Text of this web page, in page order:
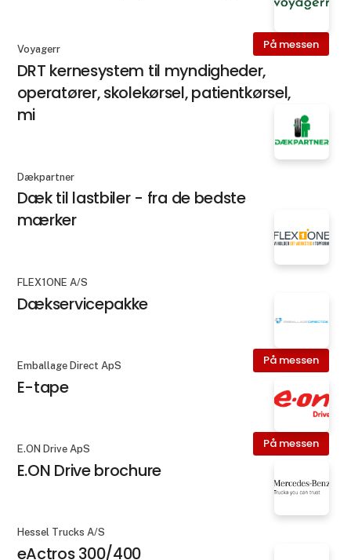
På messen
Voyagerr
DRT kernesystem til myndigheder,
operatører, skolekørsel, patientkørsel,
mi
Dækpartner
Dæk til lastbiler - fra de bedste
mærker
FLEX1ONE A/S
Dækservicepakke
På messen
Emballage Direct ApS
E-tape
På messen
E.ON Drive ApS
E.ON Drive brochure
Hessel Trucks A/S
eActros 300/400